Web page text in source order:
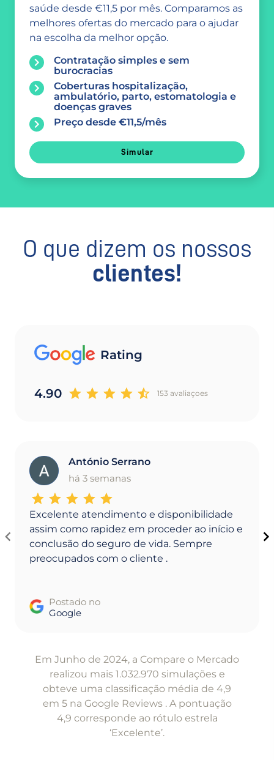
saúde desde €11,5 por mês. Comparamos as
melhores ofertas do mercado para o ajudar
na escolha da melhor opção.
Contratação simples e sem
burocracias
Coberturas hospitalização,
ambulatório, parto, estomatologia e
doenças graves
Preço desde €11,5/mês
Simular
O que dizem os nossos
clientes!
Rating
4.90 153 avaliaçoes
A
António Serrano
há 3 semanas
Excelente atendimento e disponibilidade
assim como rapidez em proceder ao início e
conclusão do seguro de vida. Sempre
preocupados com o cliente .
Postado no
Google
Em Junho de 2024, a Compare o Mercado
realizou mais 1.032.970 simulações e
obteve uma classificação média de 4,9
em 5 na Google Reviews . A pontuação
4,9 corresponde ao rótulo estrela
‘Excelente’.